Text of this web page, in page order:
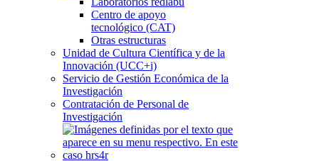
Centro de apoyo
tecnológico (CAT)
Otras estructuras
Unidad de Cultura Científica y de la
Innovación (UCC+i)
Servicio de Gestión Económica de la
Investigación
Contratación de Personal de
Investigación